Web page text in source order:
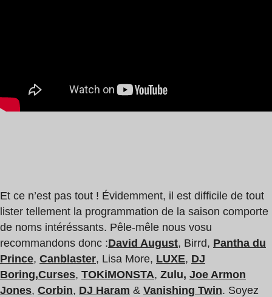
Et ce n’est pas tout ! Évidemment, il est difficile de tout
lister tellement la programmation de la saison comporte
de noms intéréssants. Pêle-mêle nous vosu
recommandons donc :David August, Birrd, Pantha du
Prince, Canblaster, Lisa More, LUXE, DJ
Boring,Curses, TOKiMONSTA, Zulu, Joe Armon
Jones, Corbin, DJ Haram & Vanishing Twin. Soyez